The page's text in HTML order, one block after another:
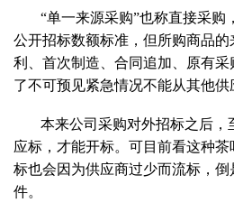
“单一来源采购”也称直接采购
公开招标数额标准，但所购商品
利、首次制造、合同追加、原有
了不可预见紧急情况不能从其他供
本来公司采购对外招标之后，
应标，才能开标。可目前看这种
标也会因为供应商过少而流标，
件。